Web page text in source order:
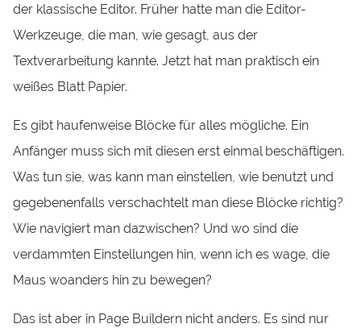
der klassische Editor. Früher hatte man die Editor-
Werkzeuge, die man, wie gesagt, aus der
Textverarbeitung kannte. Jetzt hat man praktisch ein
weißes Blatt Papier.
Es gibt haufenweise Blöcke für alles mögliche. Ein
Anfänger muss sich mit diesen erst einmal beschäftigen.
Was tun sie, was kann man einstellen, wie benutzt und
gegebenenfalls verschachtelt man diese Blöcke richtig?
Wie navigiert man dazwischen? Und wo sind die
verdammten Einstellungen hin, wenn ich es wage, die
Maus woanders hin zu bewegen?
Das ist aber in Page Buildern nicht anders. Es sind nur